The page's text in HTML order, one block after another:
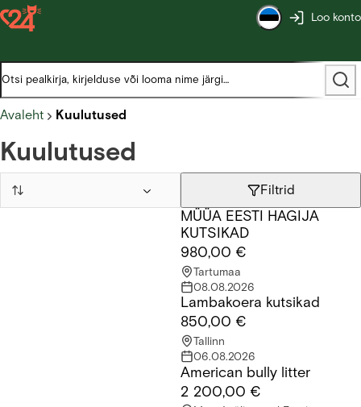
Loo konto
Avaleht Kuulutused
Kuulutused
Filtrid
MÜÜA EESTI HAGIJA KUTSIKADMÜÜA EESTI HAGIJA
KUTSIKAD
980,00 €
Tartumaa
08.08.2026
Lambakoera kutsikad
850,00 €
Tallinn
06.08.2026
American bully litter
2 200,00 €